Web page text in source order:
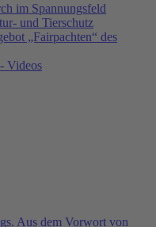
im Spannungsfeld
und Tierschutz
„Fairpachten“ des
Videos
Aus dem Vorwort von